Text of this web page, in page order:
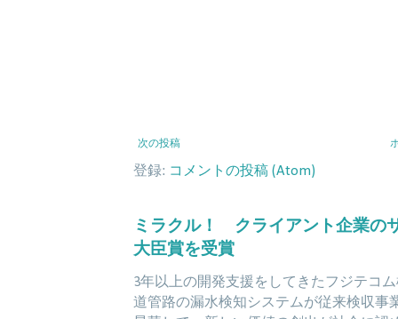
次の投稿
登録: コメントの投稿 (Atom)
ミラクル！ クライアント企業の
大臣賞を受賞
3年以上の開発支援をしてきたフジテコ
道管路の漏水検知システムが従来検収事